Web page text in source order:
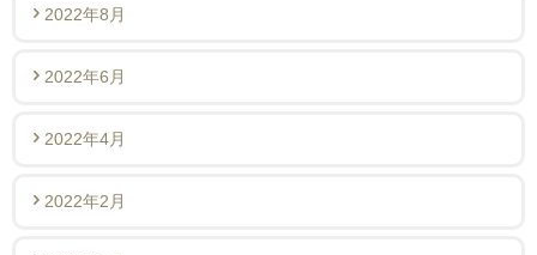
2022年8月
2022年6月
2022年4月
2022年2月